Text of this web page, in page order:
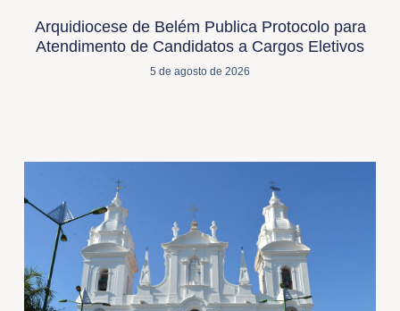
Arquidiocese de Belém Publica Protocolo para
Atendimento de Candidatos a Cargos Eletivos
5 de agosto de 2026